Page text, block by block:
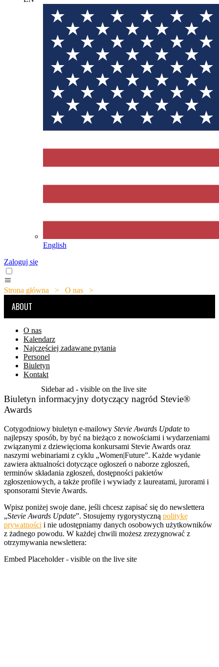
English
Zaloguj się
Strona główna > O nas >
ABOUT
O nas
Kalendarz
Najczęściej zadawane pytania
Personel
Biuletyn
Kontakt
Sidebar ad - visible on the live site
Biuletyn informacyjny dotyczący nagród Stevie®
Awards
Cotygodniowy biuletyn e-mailowy Stevie Awards Update to
najlepszy sposób, by być na bieżąco z nowościami i wydarzeniami
związanymi z dziewięcioma konkursami Stevie Awards oraz
naszymi webinariami z cyklu „Women|Future”. Każde wydanie
zawiera aktualności dotyczące ogłoszeń o naborze zgłoszeń,
terminów składania zgłoszeń, dostępności pakietów
zgłoszeniowych, a także profile i wywiady z laureatami, jurorami i
sponsorami Stevie Awards.
Wpisz poniżej swoje dane, jeśli chcesz zapisać się do newslettera
„Stevie Awards Update”. Stosujemy rygorystyczną politykę
prywatności i nie udostępniamy danych osobowych użytkowników
z żadnego powodu. W każdej chwili możesz zrezygnować z
otrzymywania newslettera:
Embed Placeholder - visible on the live site